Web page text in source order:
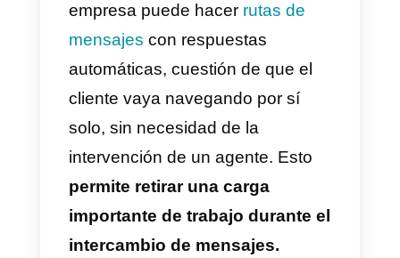
ejemplo. Con un CRM para
WhatsApp,guardar los datos
la agenda se puede hacer con
un par de clics,sin necesidad
usar un dispositivo móvil
específico. Además, lo puede
hacer cualquier agente.